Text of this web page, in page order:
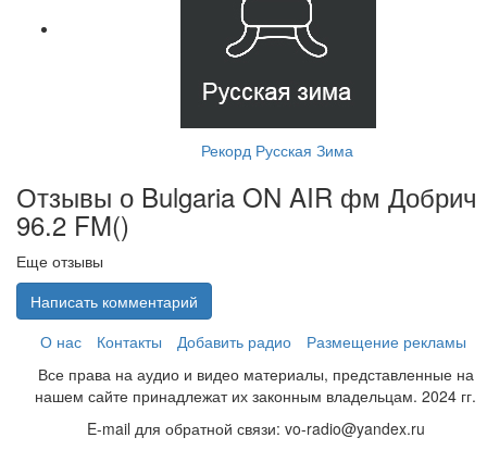
Рекорд Русская Зима
Отзывы о Bulgaria ON AIR фм Добрич
96.2 FM()
Еще отзывы
Написать комментарий
О нас
Контакты Добавить радио
Размещение рекламы
Все права на аудио и видео материалы, представленные на
нашем сайте принадлежат их законным владельцам. 2024 гг.
E-mail для обратной связи: vo-radio@yandex.ru